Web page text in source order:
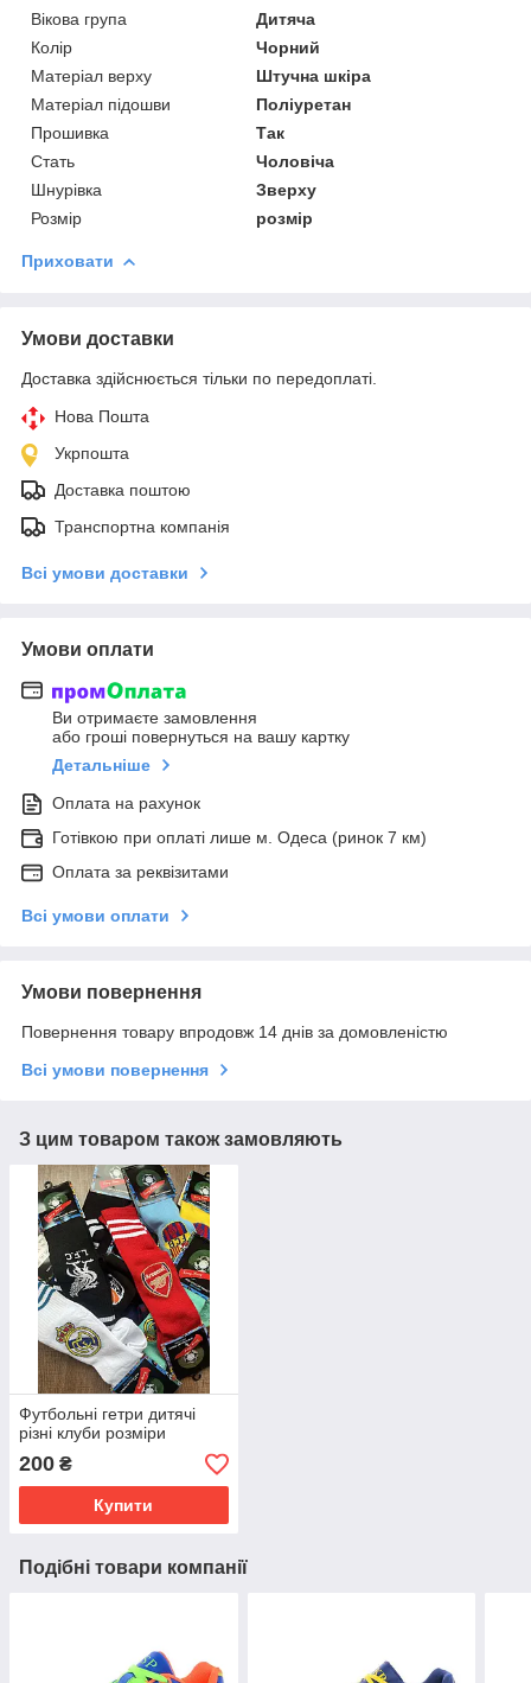
Вікова група
Дитяча
Колір
Чорний
Матеріал верху
Штучна шкіра
Матеріал підошви
Поліуретан
Прошивка
Так
Стать
Чоловіча
Шнурівка
Зверху
Розмір
розмір
Приховати
Умови доставки
Доставка здійснюється тільки по передоплаті.
Нова Пошта
Укрпошта
Доставка поштою
Транспортна компанія
Всі умови доставки
Умови оплати
Ви отримаєте замовлення
або гроші повернуться на вашу картку
Детальніше
Оплата на рахунок
Готівкою при оплаті лише м. Одеса (ринок 7 км)
Оплата за реквізитами
Всі умови оплати
Умови повернення
Повернення товару впродовж 14 днів за домовленістю
Всі умови повернення
З цим товаром також замовляють
Футбольні гетри дитячі
різні клуби розміри
200 ₴
Купити
Подібні товари компанії